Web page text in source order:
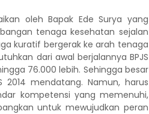
oleh Bapak Ede Surya yang
tenaga kesehatan sejalan
kuratif bergerak ke arah tenaga
dari awal berjalannya BPJS
76.000 lebih. Sehingga besar
2014 mendatang. Namun, harus
kompetensi yang memenuhi,
untuk mewujudkan peran